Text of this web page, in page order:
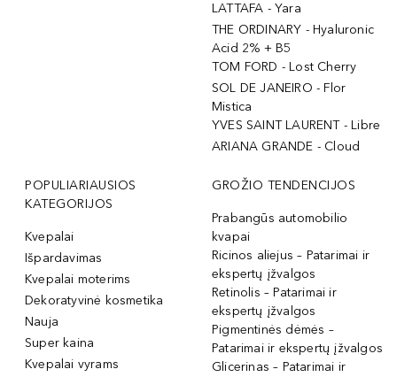
LATTAFA - Yara
THE ORDINARY - Hyaluronic
Acid 2% + B5
TOM FORD - Lost Cherry
SOL DE JANEIRO - Flor
Mistica
YVES SAINT LAURENT - Libre
ARIANA GRANDE - Cloud
POPULIARIAUSIOS
KATEGORIJOS
Kvepalai
Išpardavimas
Kvepalai moterims
Dekoratyvinė kosmetika
Nauja
Super kaina
Kvepalai vyrams
GROŽIO TENDENCIJOS
Prabangūs automobilio
kvapai
Ricinos aliejus – Patarimai ir
ekspertų įžvalgos
Retinolis – Patarimai ir
ekspertų įžvalgos
Pigmentinės dėmės –
Patarimai ir ekspertų įžvalgos
Glicerinas – Patarimai ir